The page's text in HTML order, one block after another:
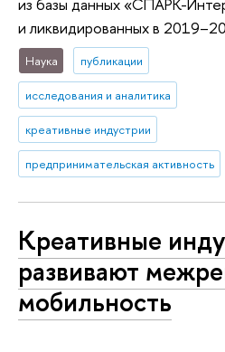
из базы данных «СПАРК-
и ликвидированных в
Наука публикации
исследования и аналитика
креативные индустрии
предпринимательская активность
Креативные
развивают
мобильность